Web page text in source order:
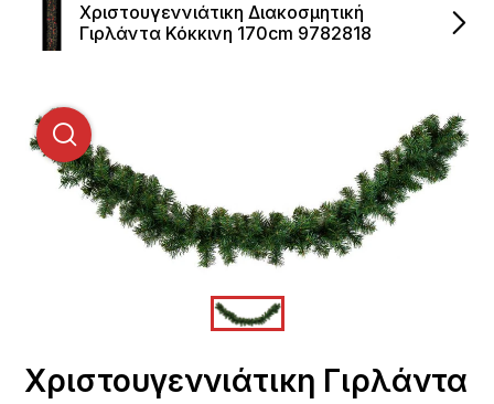
Χριστουγεννιάτικη Διακοσμητική
Γιρλάντα Κόκκινη 170cm 9782818
Χριστουγεννιάτικη Γιρλάντα